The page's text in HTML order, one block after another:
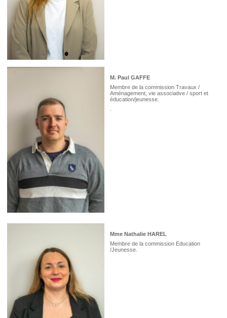
M. Paul GAFFE
Membre de la commission Travaux /
Aménagement, vie associative / sport et
éducation/jeunesse.
Mme Nathalie HAREL
Membre de la commission Education
/Jeunesse.